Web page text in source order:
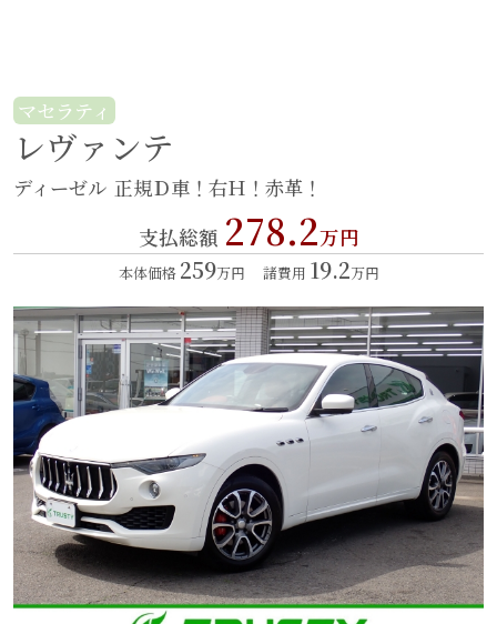
マセラティ
レヴァンテ
ディーゼル 正規Ｄ車！右Ｈ！赤革！
支払総額 278.2万円
本体価格 259万円 諸費用 19.2万円